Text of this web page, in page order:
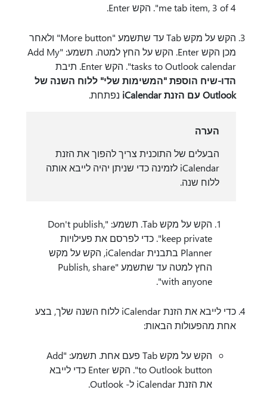
me tab item, 3 of 4". הקש Enter.
הקש על מקש Tab עד שתשמע "More button" ולאחר
מכן הקש Enter. הקש על החץ למטה. תשמע: "Add My
tasks to Outlook calendar". הקש Enter. תיבת
הדו-שיח הוספת "המשימות שלי" ללוח השנה של
Outlook עם הזנת iCalendar
נפתחת.
הערה
הבעלים של התוכנית צריך להפוך את הזנת
iCalendar לזמינה כדי שניתן יהיה לייבא אותה
ללוח שנה.
הקש על מקש Tab. תשמע: "Don't publish,
keep private". כדי לפרסם את פעילויות
Planner בתבנית iCalendar, הקש על מקש
החץ למטה עד שתשמע "Publish, share
with anyone".
כדי לייבא את הזנת iCalendar ללוח השנה שלך, בצע
אחת מהפעולות הבאות:
הקש על מקש Tab פעם אחת. תשמע: "Add
to Outlook button". הקש Enter כדי לייבא
את הזנת iCalendar ל- Outlook.